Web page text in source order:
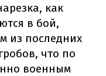
как
в бой,
из последних
что по
военным